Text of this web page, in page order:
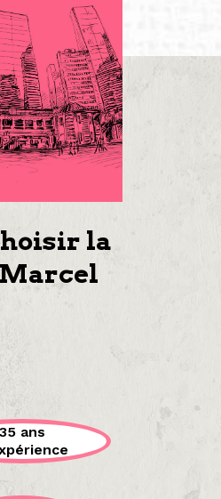
la
35 ans